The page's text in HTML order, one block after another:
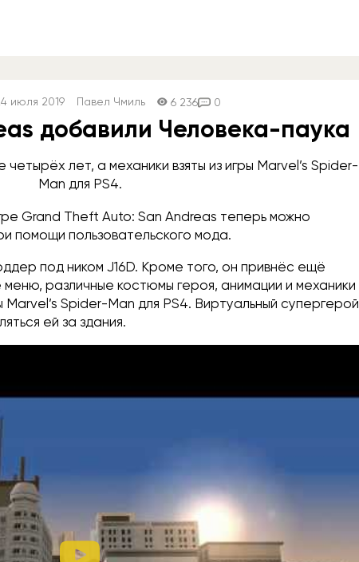
июля 2019 Павел Чмиль 6 236 0
добавили Человека-паука
лет, а механики взяты из игры Marvel’s Spider-
Man для PS4.
Grand Theft Auto: San Andreas теперь можно
помощи пользовательского мода.
под ником J16D. Кроме того, он привнёс ещё
различные костюмы героя, анимации и механики
Spider-Man для PS4. Виртуальный супергерой
ей за здания.